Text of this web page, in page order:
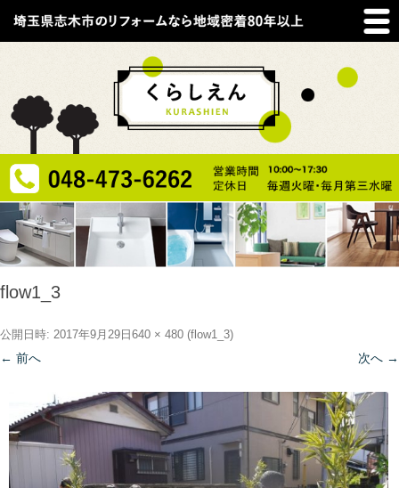
flow1_3
公開日時: 2017年9月29日 640 × 480 (flow1_3)
← 前へ 次へ →